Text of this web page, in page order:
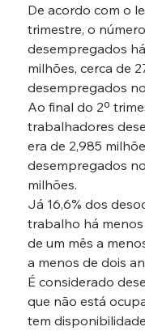
De acordo com o
trimestre, o
desempregados
milhões, cerca de
desempregados
Ao final do 2º
trabalhadores
era de 2,985
desempregados
milhões.
Já 16,6% dos
trabalho há menos
de um mês a
a menos de dois
É considerado
que não está
tem